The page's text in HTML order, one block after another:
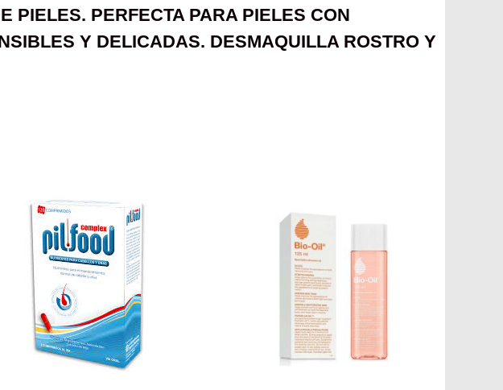
PIELES. PERFECTA PARA PIELES CON
Y DELICADAS. DESMAQUILLA ROSTRO Y